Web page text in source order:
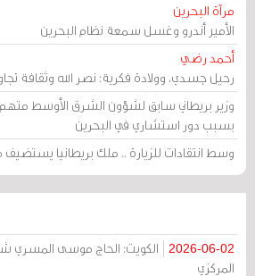
مرآة البحرين
الأمير أندرو وغسل سمعة نظام البحرين
أحمد رضي
رحيل جسدي، وولادة فكرية: نصر الله وثقافة
وزير بريطاني سابق لشؤون الشرق الأوسط
بسبب دور استشاري في البحرين
وسط انتقادات للزيارة .. ملك بريطانيا
2026-06-02
الكويت: الحاج موسى المسري
المركزي